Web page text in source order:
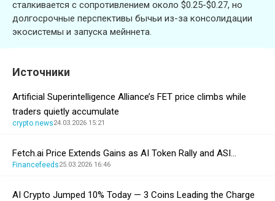
сталкивается с сопротивлением около $0.25-$0.27, но
долгосрочные перспективы бычьи из-за консолидации
экосистемы и запуска мейннета.
Источники
Artificial Superintelligence Alliance’s FET price climbs while
traders quietly accumulate
crypto.news24.03.2026 15:21
Fetch.ai Price Extends Gains as AI Token Rally and ASI…
Financefeeds25.03.2026 16:46
AI Crypto Jumped 10% Today — 3 Coins Leading the Charge